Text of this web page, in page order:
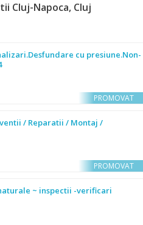
Cluj-Napoca, Cluj
cu presiune.Non-
PROMOVAT
/ Reparatii / Montaj /
PROMOVAT
~ inspectii -verificari